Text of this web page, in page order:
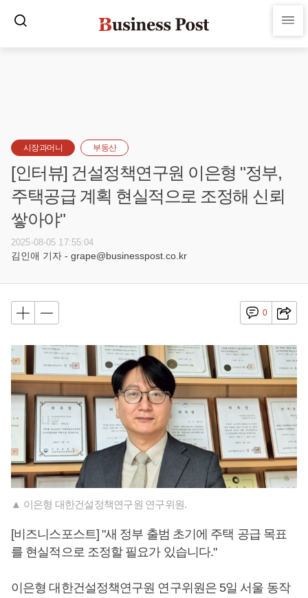
시장과머니 부동산
[인터뷰] 건설정책연구원 이은형 "정부,
주택공급 계획 현실적으로 조정해 신뢰
쌓아야"
2025-08-05 17:55:04
김인애 기자 - grape@businesspost.co.kr
0
▲ 이은형 대한건설정책연구원 연구위원.
[비즈니스포스트] "새 정부 출범 초기에 주택 공급 목표
를 현실적으로 조정할 필요가 있습니다."
이은형 대한건설정책연구원 연구위원은 5일 서울 동작